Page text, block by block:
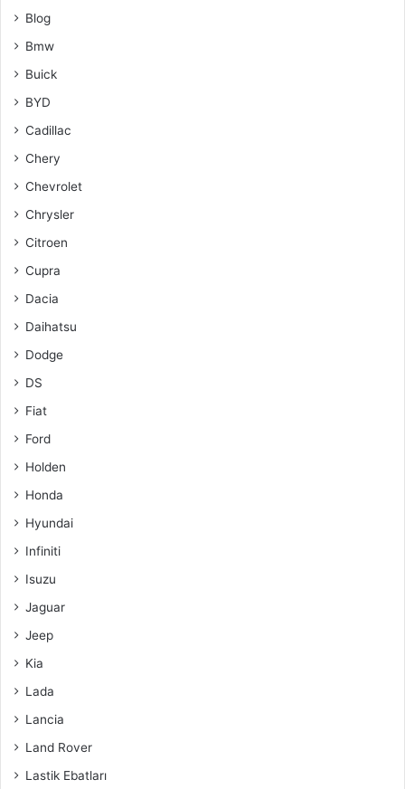
Blog
Bmw
Buick
BYD
Cadillac
Chery
Chevrolet
Chrysler
Citroen
Cupra
Dacia
Daihatsu
Dodge
DS
Fiat
Ford
Holden
Honda
Hyundai
Infiniti
Isuzu
Jaguar
Jeep
Kia
Lada
Lancia
Land Rover
Lastik Ebatları